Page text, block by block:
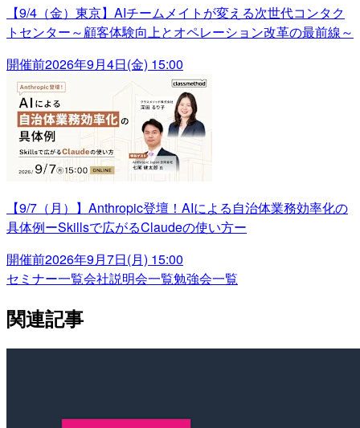
【9/4（金）東京】AIチームメイトが変える次世代コンタク
トセンター～顧客体験向上とオペレーション改革の最前線～
開催前2026年9月4日(金) 15:00
【9/7（月）】Anthropic登壇！AIによる自治体業務効率化の
具体例ーSkillsで広がるClaudeの使い方ー
開催前2026年9月7日(月) 15:00
セミナー一覧会社説明会一覧勉強会一覧
関連記事